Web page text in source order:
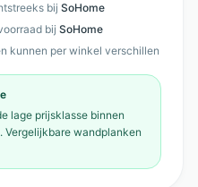
bij SoHome
bij SoHome
kunnen per winkel verschillen
lage prijsklasse binnen
Vergelijkbare wandplanken